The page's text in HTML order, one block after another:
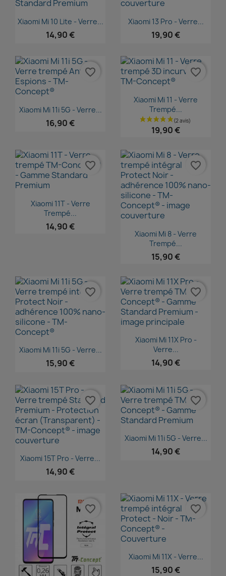
Aperçu rapide
Xiaomi Mi 10 Lite - Verre...
14,90 €
Aperçu rapide
Xiaomi 13 Pro - Verre...
19,90 €
Aperçu rapide
Xiaomi Mi 11i 5G - Verre...
16,90 €
favorite_border
Aperçu rapide
Xiaomi Mi 11 - Verre
Trempé...
19,90 €
favorite_border
Aperçu rapide
Xiaomi 11T - Verre
Trempé...
14,90 €
favorite_border
Aperçu rapide
Xiaomi Mi 8 - Verre
Trempé...
15,90 €
favorite_border
Aperçu rapide
Xiaomi Mi 11i 5G - Verre...
15,90 €
favorite_border
Aperçu rapide
Xiaomi Mi 11X Pro -
Verre...
14,90 €
favorite_border
Aperçu rapide
Xiaomi 15T Pro - Verre...
14,90 €
favorite_border
Aperçu rapide
Xiaomi Mi 11i 5G - Verre...
14,90 €
favorite_border
favorite_border
Aperçu rapide
Xiaomi Mi 11X - Verre...
15,90 €
favorite_border